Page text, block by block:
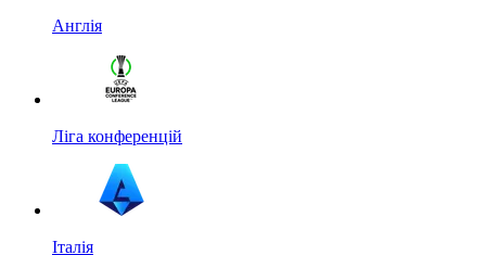
Англія
Ліга конференцій
Італія